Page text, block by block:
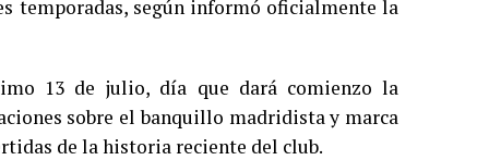
temporadas, según informó oficialmente la
13 de julio, día que dará comienzo la
sobre el banquillo madridista y marca
de la historia reciente del club.